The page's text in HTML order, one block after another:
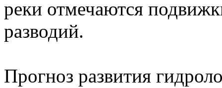
реки отмечаются
разводий.
Прогноз развития